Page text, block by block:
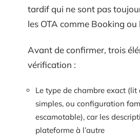
tardif qui ne sont pas
les OTA comme Booking ou
Avant de confirmer, trois
vérification :
Le type de chambre exact
simples, ou configuration
escamotable), car les
plateforme à l’autre